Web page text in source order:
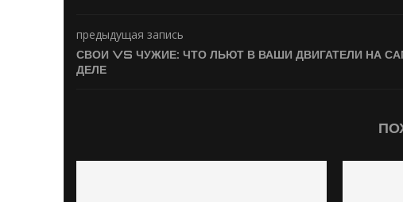
предыдущая запись
СВОИ VS ЧУЖИЕ: ЧТО ЛЬЮТ В ВАШИ ДВИГАТЕЛИ НА
ДЕЛЕ